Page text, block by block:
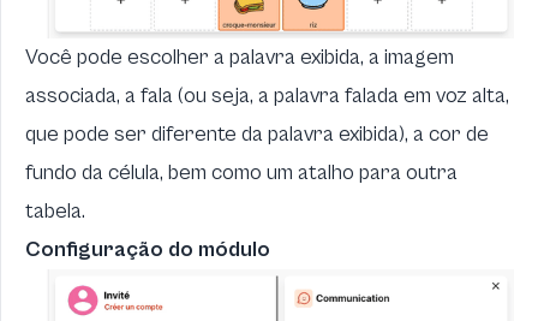
Você pode escolher a palavra exibida, a imagem
associada, a fala (ou seja, a palavra falada em voz alta,
que pode ser diferente da palavra exibida), a cor de
fundo da célula, bem como um atalho para outra
tabela.
Configuração do módulo